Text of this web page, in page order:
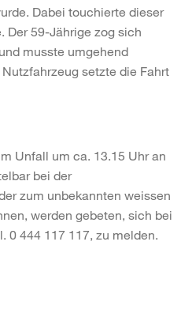
Dabei touchierte dieser
Der 59-Jährige zog sich
musste umgehend
setzte die Fahrt
Unfall um ca. 13.15 Uhr an
bei der
zum unbekannten weissen
werden gebeten, sich bei
0 444 117 117, zu melden.